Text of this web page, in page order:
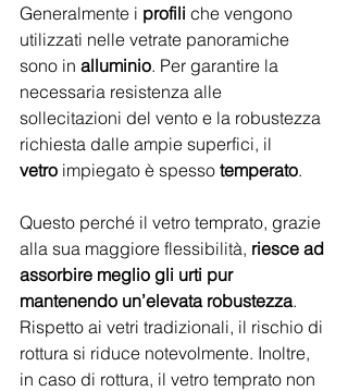
Generalmente i profili che vengono
utilizzati nelle vetrate panoramiche
sono in alluminio. Per garantire la
necessaria resistenza alle
sollecitazioni del vento e la robustezza
richiesta dalle ampie superfici, il
vetro impiegato è spesso temperato.
Questo perché il vetro temprato, grazie
alla sua maggiore flessibilità, riesce ad
assorbire meglio gli urti pur
mantenendo un’elevata robustezza.
Rispetto ai vetri tradizionali, il rischio di
rottura si riduce notevolmente. Inoltre,
in caso di rottura, il vetro temprato non